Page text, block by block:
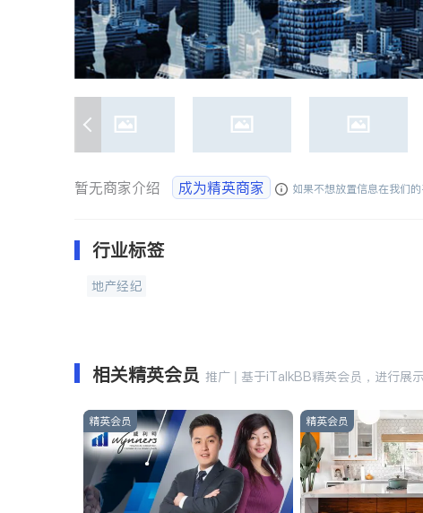
暂无商家介绍 成为精英商家 如果不想放置信息在我们
行业标签
地产经纪
相关精英会员 推广 | 基于iTalkBB精英会员，进行展示
精英会员 精英会员